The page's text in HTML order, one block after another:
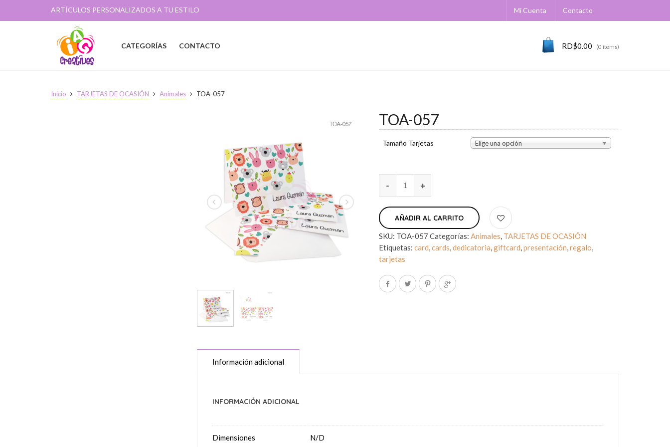
ARTÍCULOS PERSONALIZADOS A TU ESTILO Mi Cuenta Contacto
RD$0.00 (0 items)
CATEGORÍAS CONTACTO
Inicio TARJETAS DE OCASIÓN Animales TOA-057
TOA-057
Tamaño Tarjetas Elige una opción
AÑADIR AL CARRITO
SKU: TOA-057 Categorías:Animales, TARJETAS DE OCASIÓN
Etiquetas:card,cards,dedicatoria,giftcard,presentación,regalo,
tarjetas
Información adicional
INFORMACIÓN ADICIONAL
Dimensiones N/D